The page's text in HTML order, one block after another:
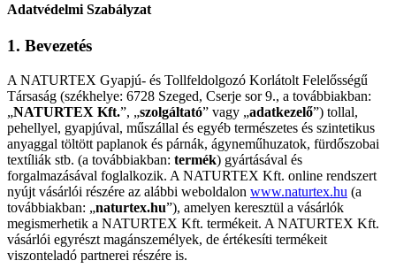
Adatvédelmi Szabályzat
1. Bevezetés
A NATURTEX Gyapjú- és Tollfeldolgozó Korlátolt Felelősségű
Társaság (székhelye: 6728 Szeged, Cserje sor 9., a továbbiakban:
„NATURTEX Kft.”, „szolgáltató” vagy „adatkezelő”) tollal,
pehellyel, gyapjúval, műszállal és egyéb természetes és szintetikus
anyaggal töltött paplanok és párnák, ágyneműhuzatok, fürdőszobai
textíliák stb. (a továbbiakban: termék) gyártásával és
forgalmazásával foglalkozik. A NATURTEX Kft. online rendszert
nyújt vásárlói részére az alábbi weboldalon www.naturtex.hu (a
továbbiakban: „naturtex.hu”), amelyen keresztül a vásárlók
megismerhetik a NATURTEX Kft. termékeit. A NATURTEX Kft.
vásárlói egyrészt magánszemélyek, de értékesíti termékeit
viszonteladó partnerei részére is.